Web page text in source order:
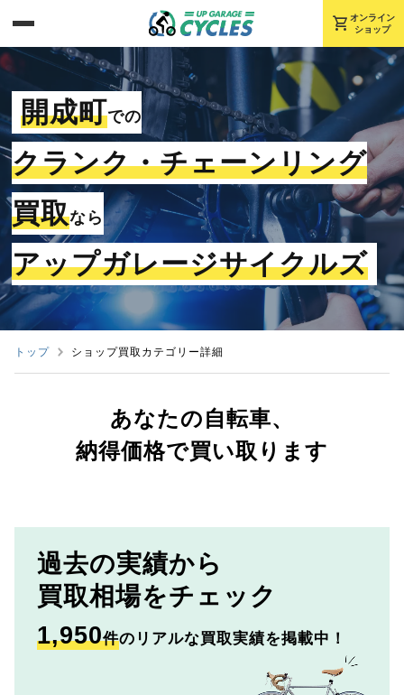
shopping_cart オンライン
ショップ
開成町での
クランク・チェーンリング
買取なら
アップガレージサイクルズ
トップ ショップ買取カテゴリー詳細
あなたの自転車、
納得価格で買い取ります
過去の実績から
買取相場をチェック
1,950件のリアルな買取実績を掲載中！